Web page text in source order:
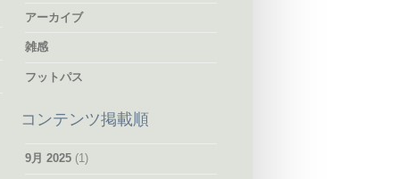
アーカイブ
雑感
フットパス
コンテンツ掲載順
9月 2025 (1)